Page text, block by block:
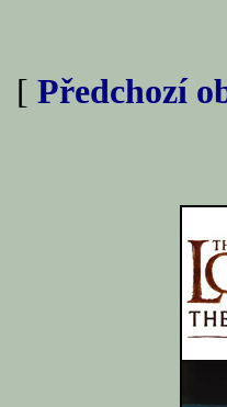
[ Předchozí